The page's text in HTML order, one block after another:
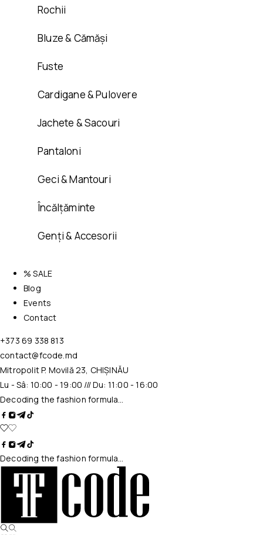
Rochii
Bluze & Cămăși
Fuste
Cardigane & Pulovere
Jachete & Sacouri
Pantaloni
Geci & Mantouri
Încălțăminte
Genți & Accesorii
% SALE
Blog
Events
Contact
+373 69 338 813
contact@fcode.md
Mitropolit P. Movilă 23, CHIȘINĂU
Lu - Sâ: 10:00 - 19:00 /// Du: 11:00 - 16:00
Decoding the fashion formula…
Decoding the fashion formula…